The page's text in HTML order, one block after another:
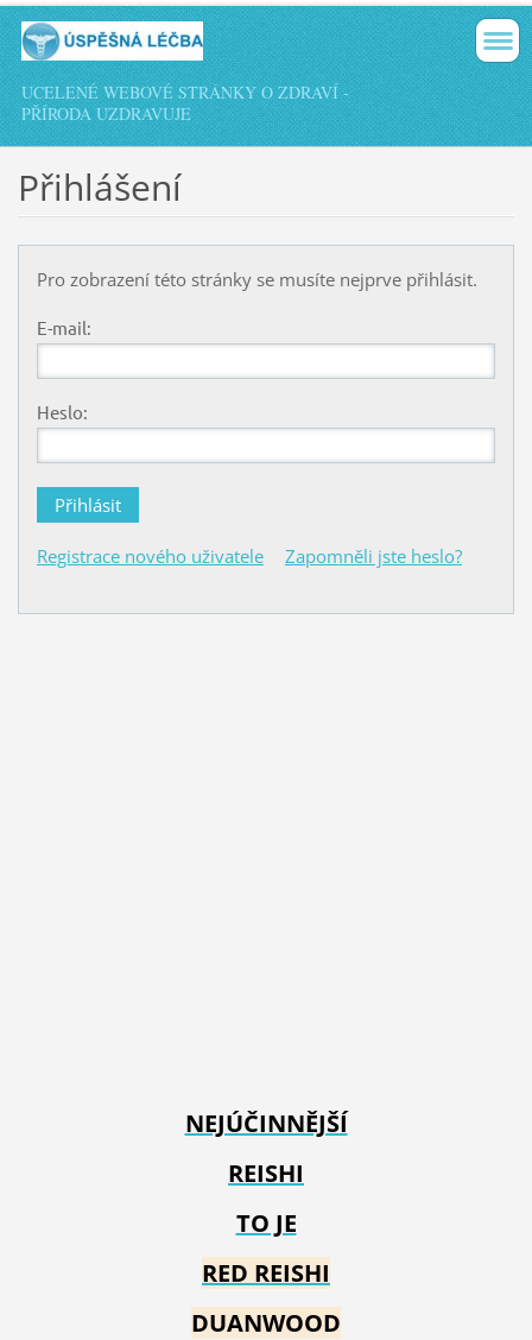
UCELENÉ WEBOVÉ STRÁNKY O ZDRAVÍ -
PŘÍRODA UZDRAVUJE
Přihlášení
Pro zobrazení této stránky se musíte nejprve přihlásit.
E-mail:
Heslo:
Registrace nového uživatele Zapomněli jste heslo?
NEJÚČINNĚJŠÍ
REISHI
TO JE
RED REISHI
DUANWOOD